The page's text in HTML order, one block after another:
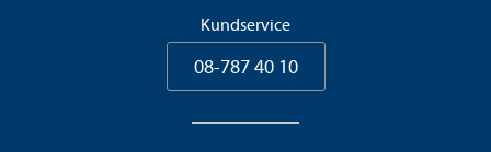
Kundservice
08-787 40 10